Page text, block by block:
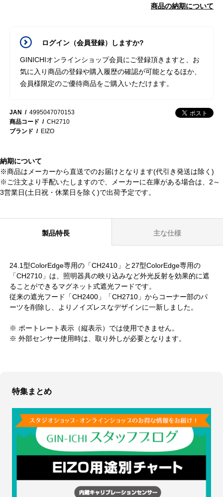
商品の納期について
ログイン（会員登録）しますか?
GINICHIオンラインショップ会員にご登録頂きますと、お
気に入り商品の登録や購入履歴の確認が可能となるほか、
会員様限定のご優待商品をご購入いただけます。
JAN
4995047070153
商品コード
CH2710
ブランド
EIZO
納期について
※商品はメーカーから直送でのお届けとなります(代引き発送は除く)
※ご注文より手配いたしますので、メーカーに在庫がある場合は、2～
3営業日(土日祝・休業日を除く)で出荷予定です。
製品特長 主な仕様
24.1型ColorEdge専用の「CH2410」と27型ColorEdge専用の
「CH2710」は、照明器具の映り込みなど外光反射を効果的に遮
ることができるマグネット式遮光フードです。
従来の遮光フード「CH2400」「CH2710」からコーナー部のパ
ーツを削除し、よりノイズレスなデザインに一新しました。
※ ポートレート表示（縦表示）では使用できません。
※ 外部センサー使用時は、取り外しが必要となります。
特集まとめ